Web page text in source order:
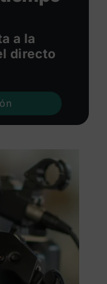
a la
directo